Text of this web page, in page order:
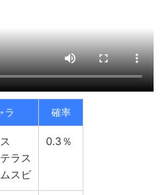
ラ 確率
ラス
スビ
0.3％